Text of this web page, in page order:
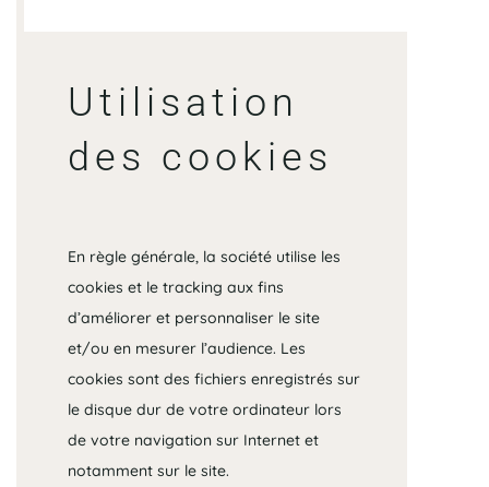
Utilisation
des cookies
En règle générale, la société utilise les
cookies et le tracking aux fins
d’améliorer et personnaliser le site
et/ou en mesurer l’audience. Les
cookies sont des fichiers enregistrés sur
le disque dur de votre ordinateur lors
de votre navigation sur Internet et
notamment sur le site.